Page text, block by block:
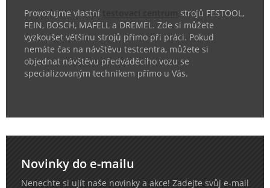
Provozujme vlastní
strojů FESTOOL,
FEIN, BOSCH, MAFELL a DREMEL. Zde si můžete
vyzkoušet většinu strojů přímo při práci. Pokud
nemáte čas na návštěvu testcentra, můžete si
objednat návštěvu předváděcího vozu se
specializovaným technikem přímo u Vás.
Novinky do e-mailu
Nenechte si ujít naše novinky a akce! Zadejte svůj e-mail